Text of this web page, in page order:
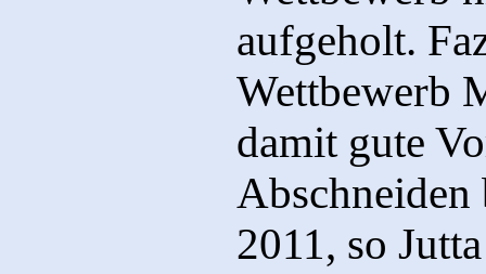
aufgeholt.
Wettbewerb
damit gute
Abschneiden
2011, so